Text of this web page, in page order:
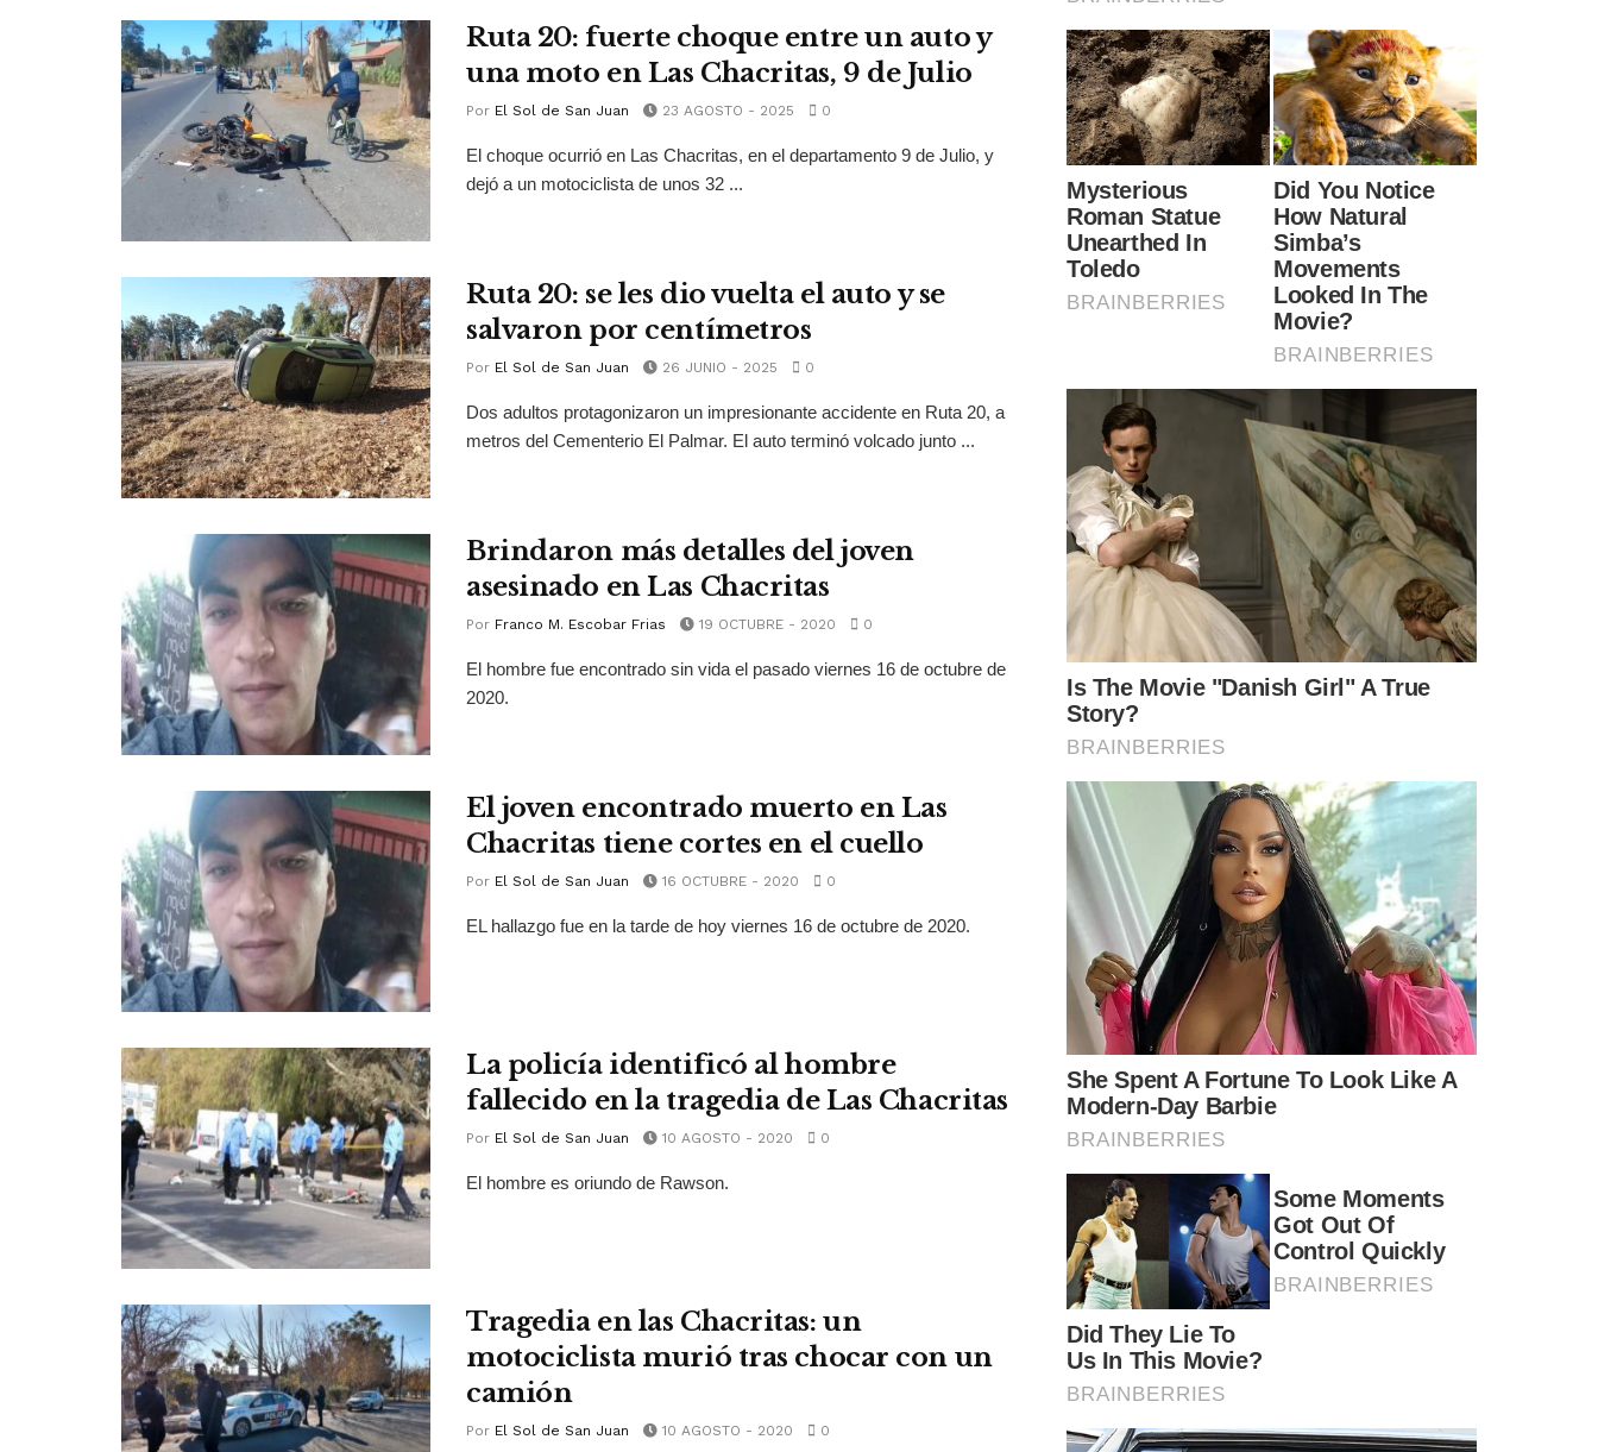
Ruta 20: fuerte choque entre un auto y
una moto en Las Chacritas, 9 de Julio
Por El Sol de San Juan 23 AGOSTO - 2025 0
El choque ocurrió en Las Chacritas, en el departamento 9 de Julio, y
dejó a un motociclista de unos 32 ...
Ruta 20: se les dio vuelta el auto y se
salvaron por centímetros
Por El Sol de San Juan 26 JUNIO - 2025 0
Dos adultos protagonizaron un impresionante accidente en Ruta 20, a
metros del Cementerio El Palmar. El auto terminó volcado junto ...
Brindaron más detalles del joven
asesinado en Las Chacritas
Por Franco M. Escobar Frias 19 OCTUBRE - 2020 0
El hombre fue encontrado sin vida el pasado viernes 16 de octubre de
2020.
El joven encontrado muerto en Las
Chacritas tiene cortes en el cuello
Por El Sol de San Juan 16 OCTUBRE - 2020 0
EL hallazgo fue en la tarde de hoy viernes 16 de octubre de 2020.
La policía identificó al hombre
fallecido en la tragedia de Las Chacritas
Por El Sol de San Juan 10 AGOSTO - 2020 0
El hombre es oriundo de Rawson.
Tragedia en las Chacritas: un
motociclista murió tras chocar con un
camión
Por El Sol de San Juan 10 AGOSTO - 2020 0